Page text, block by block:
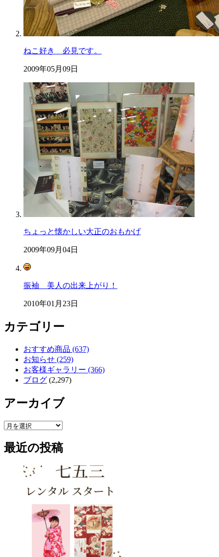
ねこ好き 必見です。
2009年05月09日
ちょっと懐かしい大正のおもかげ
2009年09月04日
振袖 美人の出来上がり！
2010年01月23日
カテゴリー
おすすめ商品 (637)
お知らせ (259)
お客様ギャラリー (366)
ブログ (2,297)
アーカイブ
ア
カ
イ
最近の投稿